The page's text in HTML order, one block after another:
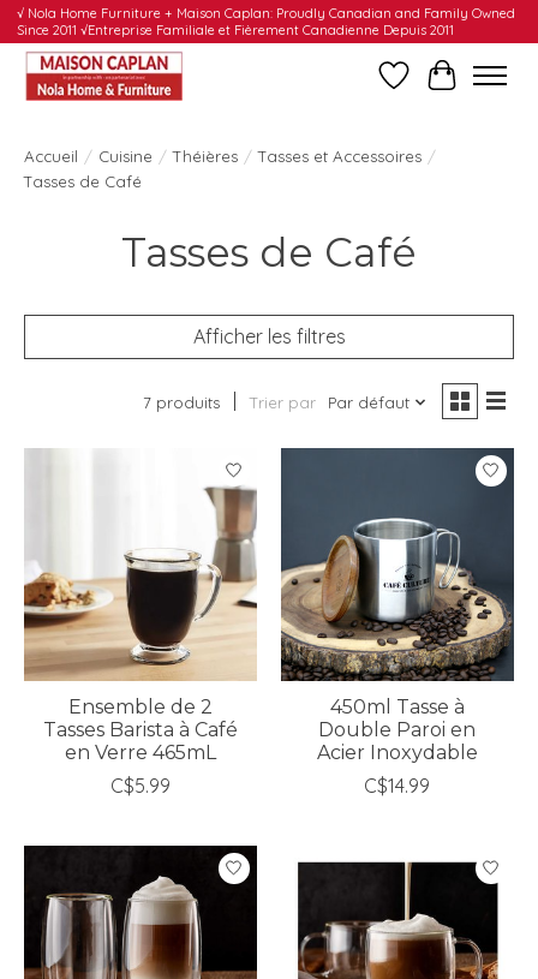
√ Nola Home Furniture + Maison Caplan: Proudly Canadian and Family Owned
Since 2011 √Entreprise Familiale et Fièrement Canadienne Depuis 2011
Liste dePanier
Accueil / Cuisine / Théières / Tasses et Accessoires /
Tasses de Café
Tasses de Café
Afficher les filtres
7 produits Trier par Par défaut
Ensemble de 2
Tasses Barista à Café
en Verre 465mL
C$5.99
450ml Tasse à
Double Paroi en
Acier Inoxydable
C$14.99